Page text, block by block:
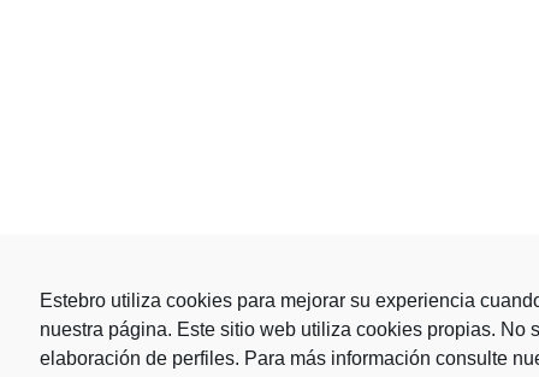
Estebro utiliza cookies para mejorar su experiencia
nuestra página. Este sitio web utiliza cookies propias. No
elaboración de perfiles. Para más información consulte